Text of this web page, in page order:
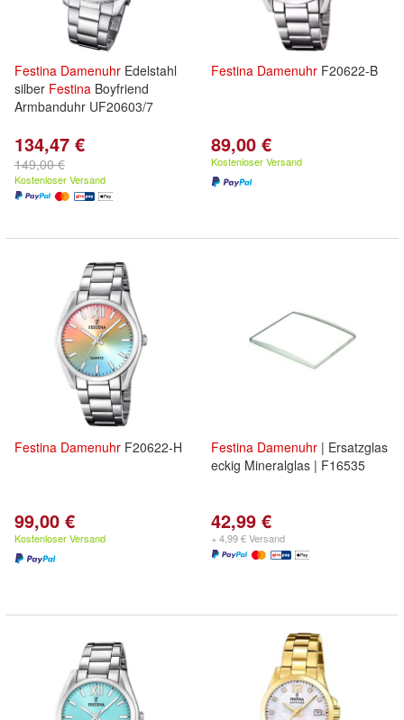
Festina Damenuhr Edelstahl
silber Festina Boyfriend
Armbanduhr UF20603/7
134,47 €
149,00 €
Kostenloser Versand
Festina Damenuhr F20622-B
89,00 €
Kostenloser Versand
Festina Damenuhr F20622-H
99,00 €
Kostenloser Versand
Festina Damenuhr | Ersatzglas
eckig Mineralglas | F16535
42,99 €
+ 4,99 € Versand